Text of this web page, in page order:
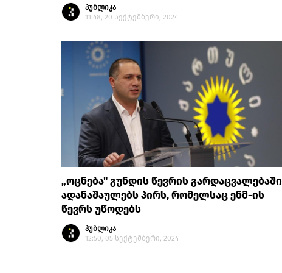
პუბლიკა
11:48, 20 სექტემბერი, 2024
„ოცნება" გუნდის წევრის გარდაცვალებაში
ადანაშაულებს პირს, რომელსაც ენმ-ის
წევრს უწოდებს
პუბლიკა
12:50, 05 სექტემბერი, 2024